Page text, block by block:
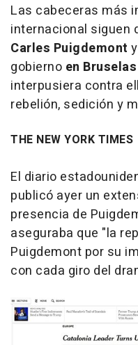
Las cabeceras más
internacional siguen
Carles Puigdemont
gobierno en Bruselas
interpusiera contra
rebelión, sedición y
THE NEW YORK TIMES
El diario
publicó ayer un
presencia de
aseguraba que "la
Puigdemont por su
con cada giro del